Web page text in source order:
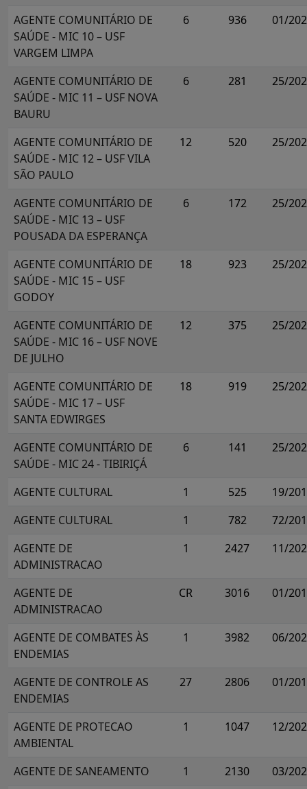
AGENTE COMUNITÁRIO DE
SAÚDE - MIC 10 – USF
VARGEM LIMPA
6 936 01/
AGENTE COMUNITÁRIO DE
SAÚDE - MIC 11 – USF NOVA
BAURU
6 281 25/
AGENTE COMUNITÁRIO DE
SAÚDE - MIC 12 – USF VILA
SÃO PAULO
12 520 25/
AGENTE COMUNITÁRIO DE
SAÚDE - MIC 13 – USF
POUSADA DA ESPERANÇA
6 172 25/
AGENTE COMUNITÁRIO DE
SAÚDE - MIC 15 – USF
GODOY
18 923 25/
AGENTE COMUNITÁRIO DE
SAÚDE - MIC 16 – USF NOVE
DE JULHO
12 375 25/
AGENTE COMUNITÁRIO DE
SAÚDE - MIC 17 – USF
SANTA EDWIRGES
18 919 25/
AGENTE COMUNITÁRIO DE
SAÚDE - MIC 24 - TIBIRIÇÁ
6 141 25/
AGENTE CULTURAL 1 525
19/
AGENTE CULTURAL
1 782
72/
AGENTE DE
ADMINISTRACAO
1 2427 11/
AGENTE DE
ADMINISTRACAO
CR 3016 01/
AGENTE DE COMBATES ÀS
ENDEMIAS
1 3982 06/
AGENTE DE CONTROLE AS
ENDEMIAS
27 2806 01/
AGENTE DE PROTECAO
AMBIENTAL
1 1047 12/
AGENTE DE SANEAMENTO 1 2130 03/